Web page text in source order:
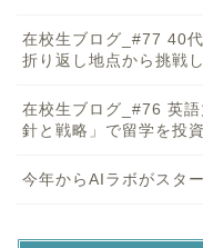
在校生ブログ_#77 40
折り返し地点から挑戦
在校生ブログ_#76 英
針と戦略」で留学を投
今年からAIラボがスタ